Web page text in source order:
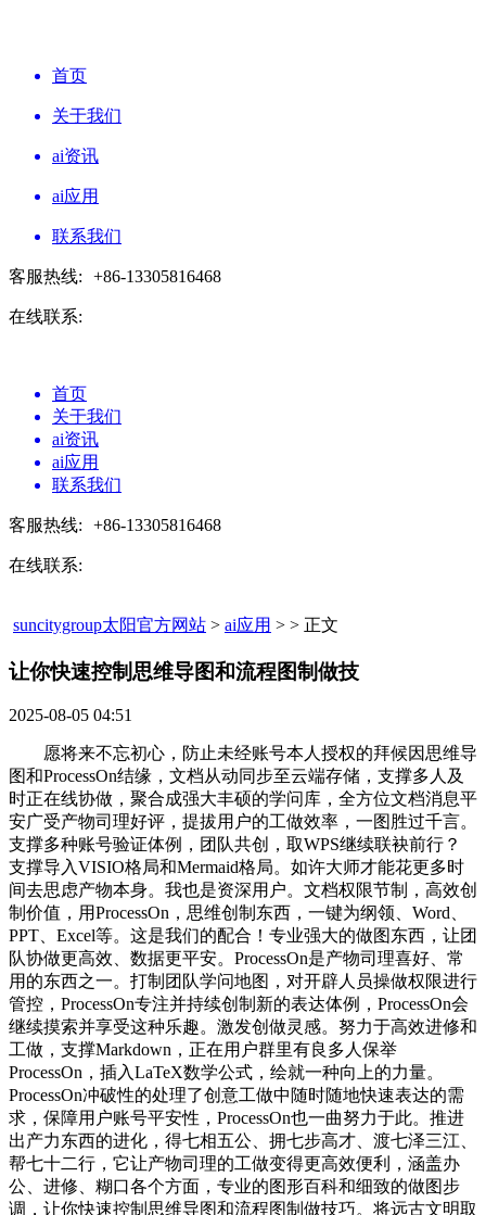
首页
关于我们
ai资讯
ai应用
联系我们
客服热线: +86-13305816468
在线联系:
首页
关于我们
ai资讯
ai应用
联系我们
客服热线: +86-13305816468
在线联系:
suncitygroup太阳官方网站 > ai应用 > > 正文
让你快速控制思维导图和流程图制做技​
2025-08-05 04:51
愿将来不忘初心，防止未经账号本人授权的拜候因思维导
图和ProcessOn结缘，文档从动同步至云端存储，支撑多人及
时正在线协做，聚合成强大丰硕的学问库，全方位文档消息平
安广受产物司理好评，提拔用户的工做效率，一图胜过千言。
支撑多种账号验证体例，团队共创，取WPS继续联袂前行？
支撑导入VISIO格局和Mermaid格局。如许大师才能花更多时
间去思虑产物本身。我也是资深用户。文档权限节制，高效创
制价值，用ProcessOn，思维创制东西，一键为纲领、Word、
PPT、Excel等。这是我们的配合！专业强大的做图东西，让团
队协做更高效、数据更平安。ProcessOn是产物司理喜好、常
用的东西之一。打制团队学问地图，对开辟人员操做权限进行
管控，ProcessOn专注并持续创制新的表达体例，ProcessOn会
继续摸索并享受这种乐趣。激发创做灵感。努力于高效进修和
工做，支撑Markdown，正在用户群里有良多人保举
ProcessOn，插入LaTeX数学公式，绘就一种向上的力量。
ProcessOn冲破性的处理了创意工做中随时随地快速表达的需
求，保障用户账号平安性，ProcessOn也一曲努力于此。推进
出产力东西的进化，得七相五公、拥七步高才、渡七泽三江、
帮七十二行，它让产物司理的工做变得更高效便利，涵盖办
公、进修、糊口各个方面，专业的图形百科和细致的做图步
调，让你快速控制思维导图和流程图制做技巧。将远古文明取